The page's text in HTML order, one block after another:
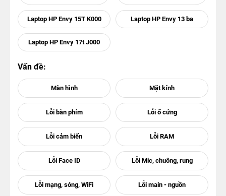
Laptop HP Envy 15T K000 Laptop HP Envy 13 ba
Laptop HP Envy 17t J000
Vấn đề: